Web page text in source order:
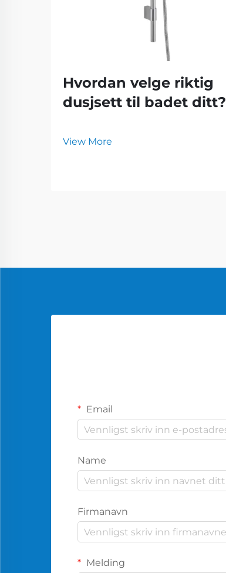
Hvordan velge riktig
dusjsett til badet ditt?
View More
Email
Name
Firmanavn
Melding